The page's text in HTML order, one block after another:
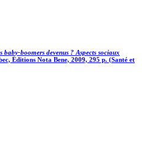
baby-boomers devenus ? Aspects sociaux
Éditions Nota Bene, 2009, 295 p. (Santé et